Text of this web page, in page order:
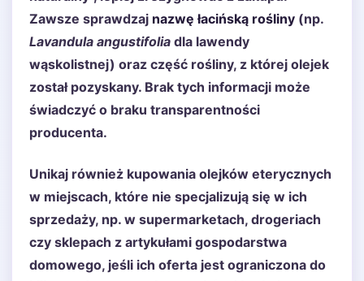
Zawsze sprawdzaj nazwę łacińską rośliny (np.
Lavandula angustifolia dla lawendy
wąskolistnej) oraz część rośliny, z której olejek
został pozyskany. Brak tych informacji może
świadczyć o braku transparentności
producenta.
Unikaj również kupowania olejków eterycznych
w miejscach, które nie specjalizują się w ich
sprzedaży, np. w supermarketach, drogeriach
czy sklepach z artykułami gospodarstwa
domowego, jeśli ich oferta jest ograniczona do